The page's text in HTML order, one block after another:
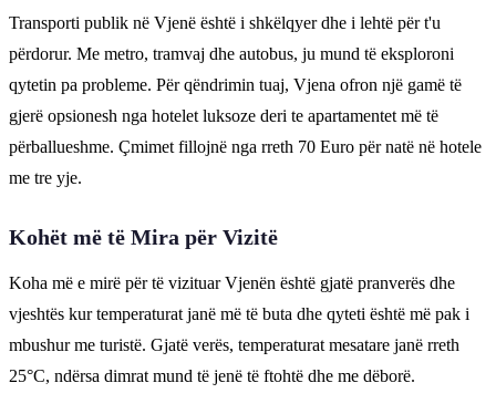
Transporti publik në Vjenë është i shkëlqyer dhe i lehtë për t'u
përdorur. Me metro, tramvaj dhe autobus, ju mund të eksploroni
qytetin pa probleme. Për qëndrimin tuaj, Vjena ofron një gamë të
gjerë opsionesh nga hotelet luksoze deri te apartamentet më të
përballueshme. Çmimet fillojnë nga rreth 70 Euro për natë në hotele
me tre yje.
Kohët më të Mira për Vizitë
Koha më e mirë për të vizituar Vjenën është gjatë pranverës dhe
vjeshtës kur temperaturat janë më të buta dhe qyteti është më pak i
mbushur me turistë. Gjatë verës, temperaturat mesatare janë rreth
25°C, ndërsa dimrat mund të jenë të ftohtë dhe me dëborë.